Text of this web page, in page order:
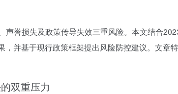
声誉损失及政策传导失效三重风险。本文结合
并基于现行政策框架提出风险防控建议。文章
双重压力